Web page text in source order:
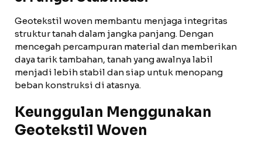
Geotekstil woven membantu menjaga integritas
struktur tanah dalam jangka panjang. Dengan
mencegah percampuran material dan memberikan
daya tarik tambahan, tanah yang awalnya labil
menjadi lebih stabil dan siap untuk menopang
beban konstruksi di atasnya.
Keunggulan Menggunakan
Geotekstil Woven